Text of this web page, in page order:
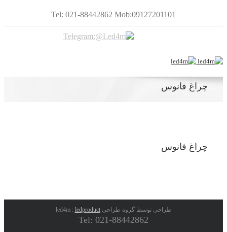
Tel: 021-88442862 Mob:09127201101
چراغ فانوس
چراغ فانوس
طراحی توسط گروه طراحی led4m :ledproduct
Tel: 021-88442862